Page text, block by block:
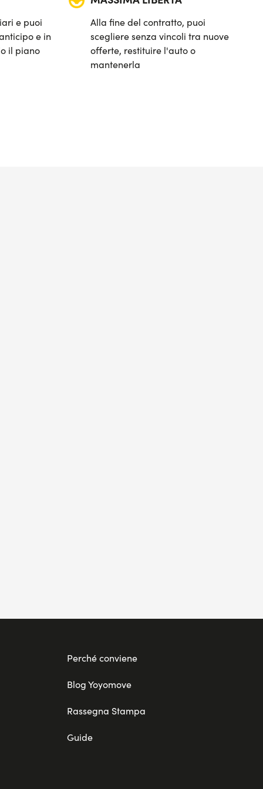
e puoi
e in
il piano
Alla fine del contratto, puoi
scegliere senza vincoli tra nuove
offerte, restituire l'auto o
mantenerla
Perché conviene
Blog Yoyomove
Rassegna Stampa
Guide